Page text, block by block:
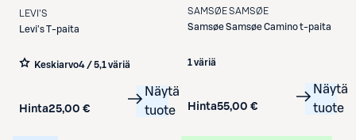
LEVI'S
Levi's T-paita
Keskiarvo4 / 5,1 väriä
Hinta25,00 €
Näytä
tuote
SAMSØE SAMSØE
Samsøe SamsøeCamino t-paita
1 väriä
Hinta55,00 €
Näytä
tuote